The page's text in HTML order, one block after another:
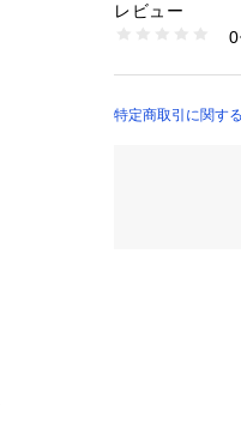
トとしてもキャ
商品単体の画
洗濯：-
※詳しい洗濯方
商品番号：
レビュー
特定商取引に関す